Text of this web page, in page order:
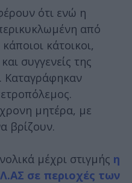
ότι ενώ η
από
κάτοικοι,
συγγενείς της
Καταγράφηκαν
μητέρα, με
βρίζουν.
μέχρι στιγμής η
σε περιοχές των